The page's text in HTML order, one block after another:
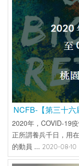
NCFB-【第三十六
2020年，COVID-19
正所謂養兵千日，用
的動員 ... 2020-08-10